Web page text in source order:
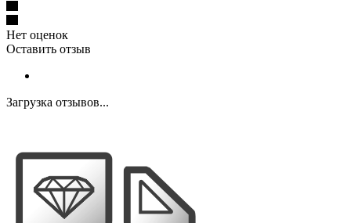
Нет оценок
Оставить отзыв
Загрузка отзывов...